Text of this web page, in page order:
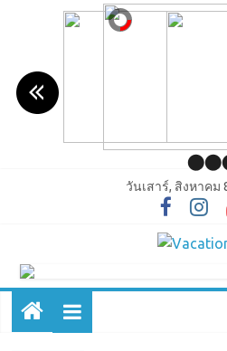
วันเสาร์, สิงหาคม